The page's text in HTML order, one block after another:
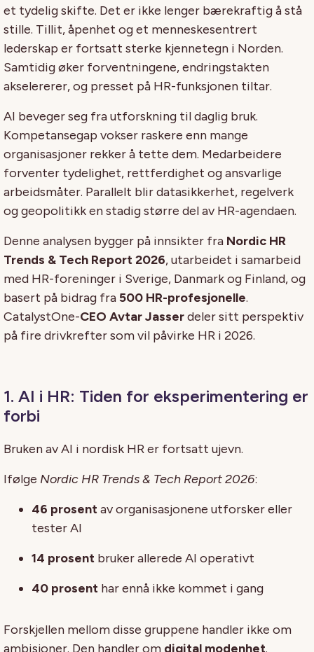
et tydelig skifte. Det er ikke lenger bærekraftig å stå
stille. Tillit, åpenhet og et menneskesentrert
lederskap er fortsatt sterke kjennetegn i Norden.
Samtidig øker forventningene, endringstakten
akselererer, og presset på HR-funksjonen tiltar.
AI beveger seg fra utforskning til daglig bruk.
Kompetansegap vokser raskere enn mange
organisasjoner rekker å tette dem. Medarbeidere
forventer tydelighet, rettferdighet og ansvarlige
arbeidsmåter. Parallelt blir datasikkerhet, regelverk
og geopolitikk en stadig større del av HR-agendaen.
Denne analysen bygger på innsikter fra Nordic HR
Trends & Tech Report 2026, utarbeidet i samarbeid
med HR-foreninger i Sverige, Danmark og Finland, og
basert på bidrag fra500 HR-profesjonelle.
CatalystOne-CEO Avtar Jasserdeler sitt perspektiv
på fire drivkrefter som vil påvirke HR i 2026.
1. AI i HR: Tiden for eksperimentering er
forbi
Bruken av AI i nordisk HR er fortsatt ujevn.
Ifølge Nordic HR Trends & Tech Report 2026:
46 prosentav organisasjonene utforsker eller
tester AI
14 prosent bruker allerede AI operativt
40 prosent har ennå ikke kommet i gang
Forskjellen mellom disse gruppene handler ikke om
ambisjoner. Den handler om digital modenhet.